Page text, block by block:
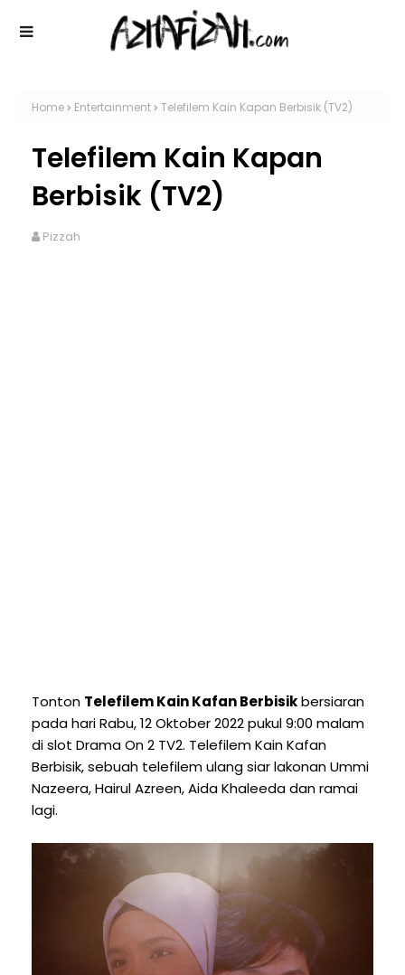
Home Entertainment Telefilem Kain Kapan Berbisik (TV2)
Telefilem Kain Kapan
Berbisik (TV2)
Pizzah
Tonton Telefilem Kain Kafan Berbisikbersiaran
pada hari Rabu, 12 Oktober 2022 pukul 9:00 malam
di slot Drama On 2 TV2. Telefilem Kain Kafan
Berbisik, sebuah telefilem ulang siar lakonan Ummi
Nazeera, Hairul Azreen, Aida Khaleeda dan ramai
lagi.